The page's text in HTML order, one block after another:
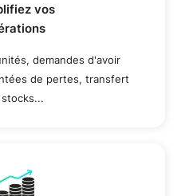
vos
demandes d'avoir
de pertes, transfert